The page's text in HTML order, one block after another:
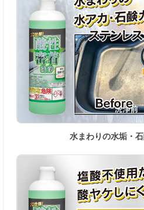
水まわりの水垢・